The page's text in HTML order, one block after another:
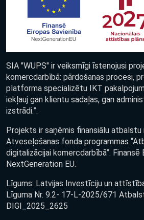
SIA "WUPS" ir veiksmīgi īstenojusi
komercdarbībā: pārdošanas procesi,
platforma specializētu IKT
iekļauj gan klientu sadaļas, gan
izstrādi.”.
Projekts ir saņēmis finansiālu atbalstu
Atveseļošanas fonda programmas
digitalizācijai komercdarbībā”. Finansē
NextGeneration EU.
Līgums: Latvijas Investīciju un
Līguma Nr. 9.2- 17-L-2025/671
DIGI_2025_2625